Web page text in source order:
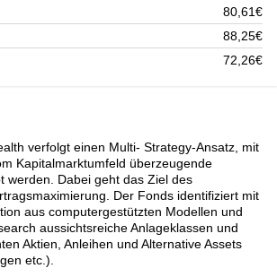
S.A. (1.67%)
OTC (1.4%)
SA (1.36%)
BTPS 4% 30Oct31 (1.36%)
d.Financ.Loc. EO-M.-T.Obl.Foncières
(1.32%)
CALL 18.12.26 BP 5000,00 EUREX (1.29%)
Argentaria S.A. (1.11%)
80,61€
88,25€
72,26€
verfolgt einen Multi- Strategy-Ansatz, mit
Kapitalmarktumfeld überzeugende
werden. Dabei geht das Ziel des
Der Fonds identifiziert mit
aus computergestützten Modellen und
aussichtsreiche Anlageklassen und
Aktien, Anleihen und Alternative Assets
etc.).